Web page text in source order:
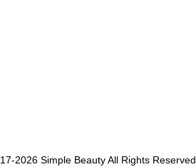
2026 Simple Beauty All Rights Reserved.